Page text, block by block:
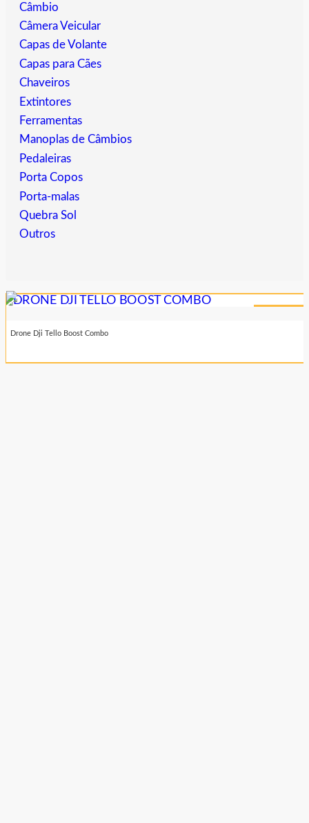
Câmbio
Câmera Veicular
Capas de Volante
Capas para Cães
Chaveiros
Extintores
Ferramentas
Manoplas de Câmbios
Pedaleiras
Porta Copos
Porta-malas
Quebra Sol
Outros
Drone Dji Tello Boost Combo